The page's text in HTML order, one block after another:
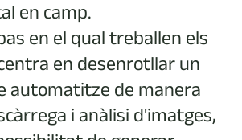
en camp.
en el qual treballen els
en desenrotllar un
automatitze de manera
i anàlisi d'imatges,